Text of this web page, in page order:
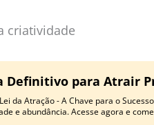
criatividade
Definitivo para Atrair
da Atração - A Chave para o
e abundância. Acesse agora e